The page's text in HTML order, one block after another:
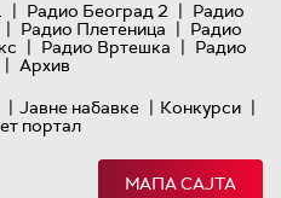
| Радио Београд 2 | Радио
| Радио Плетеница | Радио
| Радио Вртешка | Радио
| Архив
| Јавне набавке | Конкурси |
портал
МАПА САЈТА